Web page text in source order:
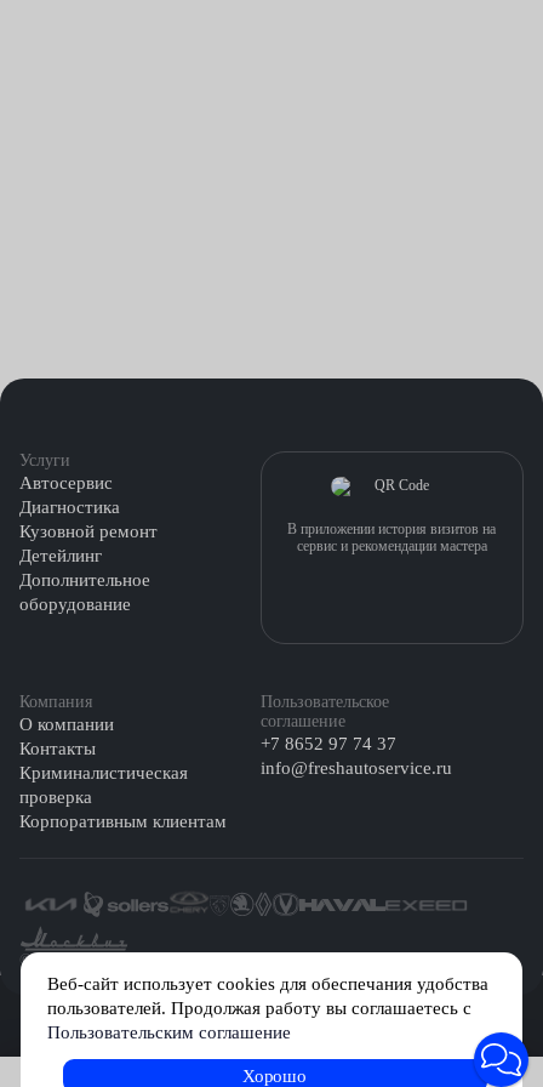
ставят новый элемент;
собирают все ранее снятые комплектующие в порядке,
обратном снятию.
Задний уплотнитель меняется в другом порядке:
убирается маховик вместе с кожухом;
проводится замена.
Данные операции требуют полного комплекта инструментов,
внимания и опыта.
Веб-сайт использует cookies для обеспечания удобства
пользователей. Продолжая работу вы соглашаетесь с
Пользовательским соглашение
Хорошо
Услуги
Автосервис
Диагностика
Кузовной ремонт
Детейлинг
Дополнительное
оборудование
Компания
О компании
Контакты
Криминалистическая
проверка
Корпоративным клиентам
Пользовательское
соглашение
+7 8652 97 74 37
info@freshautoservice.ru
В приложении история визитов на
сервис и рекомендации мастера
©️ 2026 Fresh Auto
Сетевое издание «Первый автомобильный маркетплейс» зарегистрировано
Решением Федеральной службы по надзору в сфере связи, информационных
технологий и массовых коммуникаций (Роскомнадзор) № Эл № ФС77-84512 от
29 декабря 2022 г.